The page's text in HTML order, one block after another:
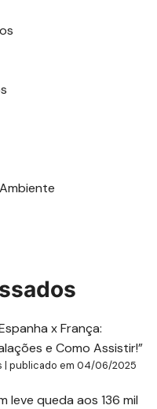
x França:
e Como Assistir!”
|publicado em 04/06/2025
leve queda aos 136 mil